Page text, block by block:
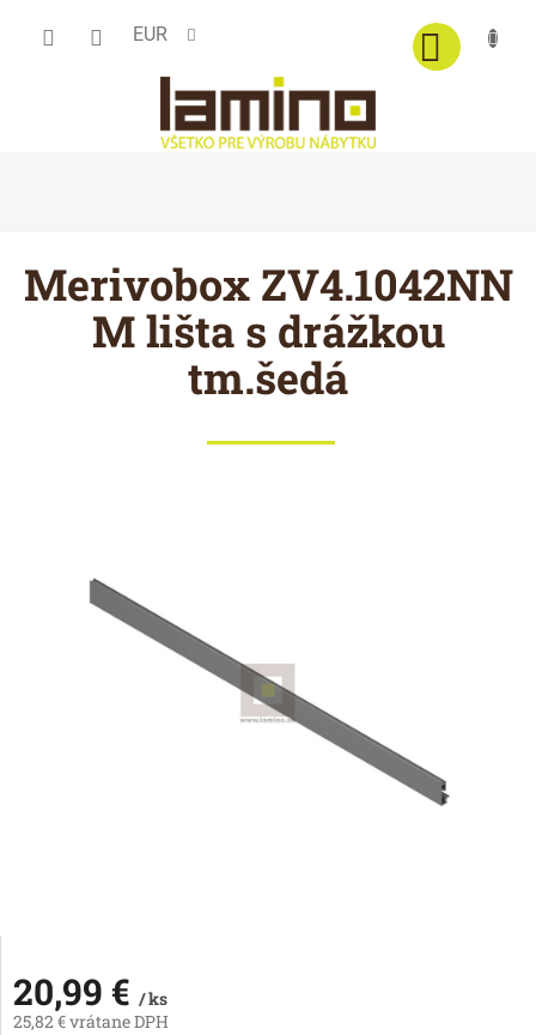
EUR
Merivobox ZV4.1042NN
M lišta s drážkou
tm.šedá
20,99 € / ks
25,82 € vrátane DPH